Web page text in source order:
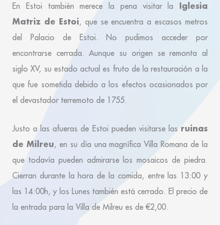
En Estoi también merece la pena visitar la Iglesia
Matriz de Estoi, que se encuentra a escasos metros
del Palacio de Estoi. No pudimos acceder por
encontrarse cerrada. Aunque su origen se remonta al
siglo XV, su estado actual es fruto de la restauración a la
que fue sometida debido a los efectos ocasionados por
el devastador terremoto de 1755.
Justo a las afueras de Estoi pueden visitarse las ruinas
de Milreu, en su día una magnífica Villa Romana de la
que todavía pueden admirarse los mosaicos de piedra.
Cierran durante la hora de la comida, entre las 13:00 y
las 14:00h, y los Lunes también está cerrado. El precio de
la entrada para la Villa de Milreu es de €2,00.